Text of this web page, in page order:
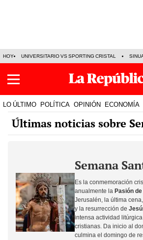
HOY UNIVERSITARIO VS SPORTING CRISTAL
LO ÚLTIMO POLÍTICA OPINIÓN ECONOMÍA
Últimas noticias sobre
Semana
Es la conmemoración
anualmente la Pasión
Jerusalén, la última
y la resurrección de
intensa actividad
cristianas. Da inicio al
culmina el domingo de